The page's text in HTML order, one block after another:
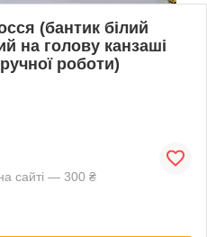
(бантик білий
на голову канзаші
роботи)
сайті — 300 ₴